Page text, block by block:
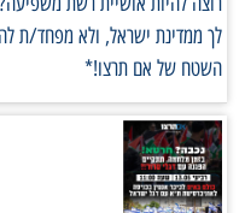
לך ממדינת ישראל, ולא מפחד/ת
השטח של אם תרצו!*